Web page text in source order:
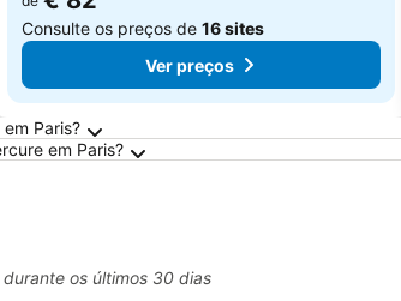
Consulte os preços de 16 sites
Ver preços
Paris?
em Paris?
os últimos 30 dias